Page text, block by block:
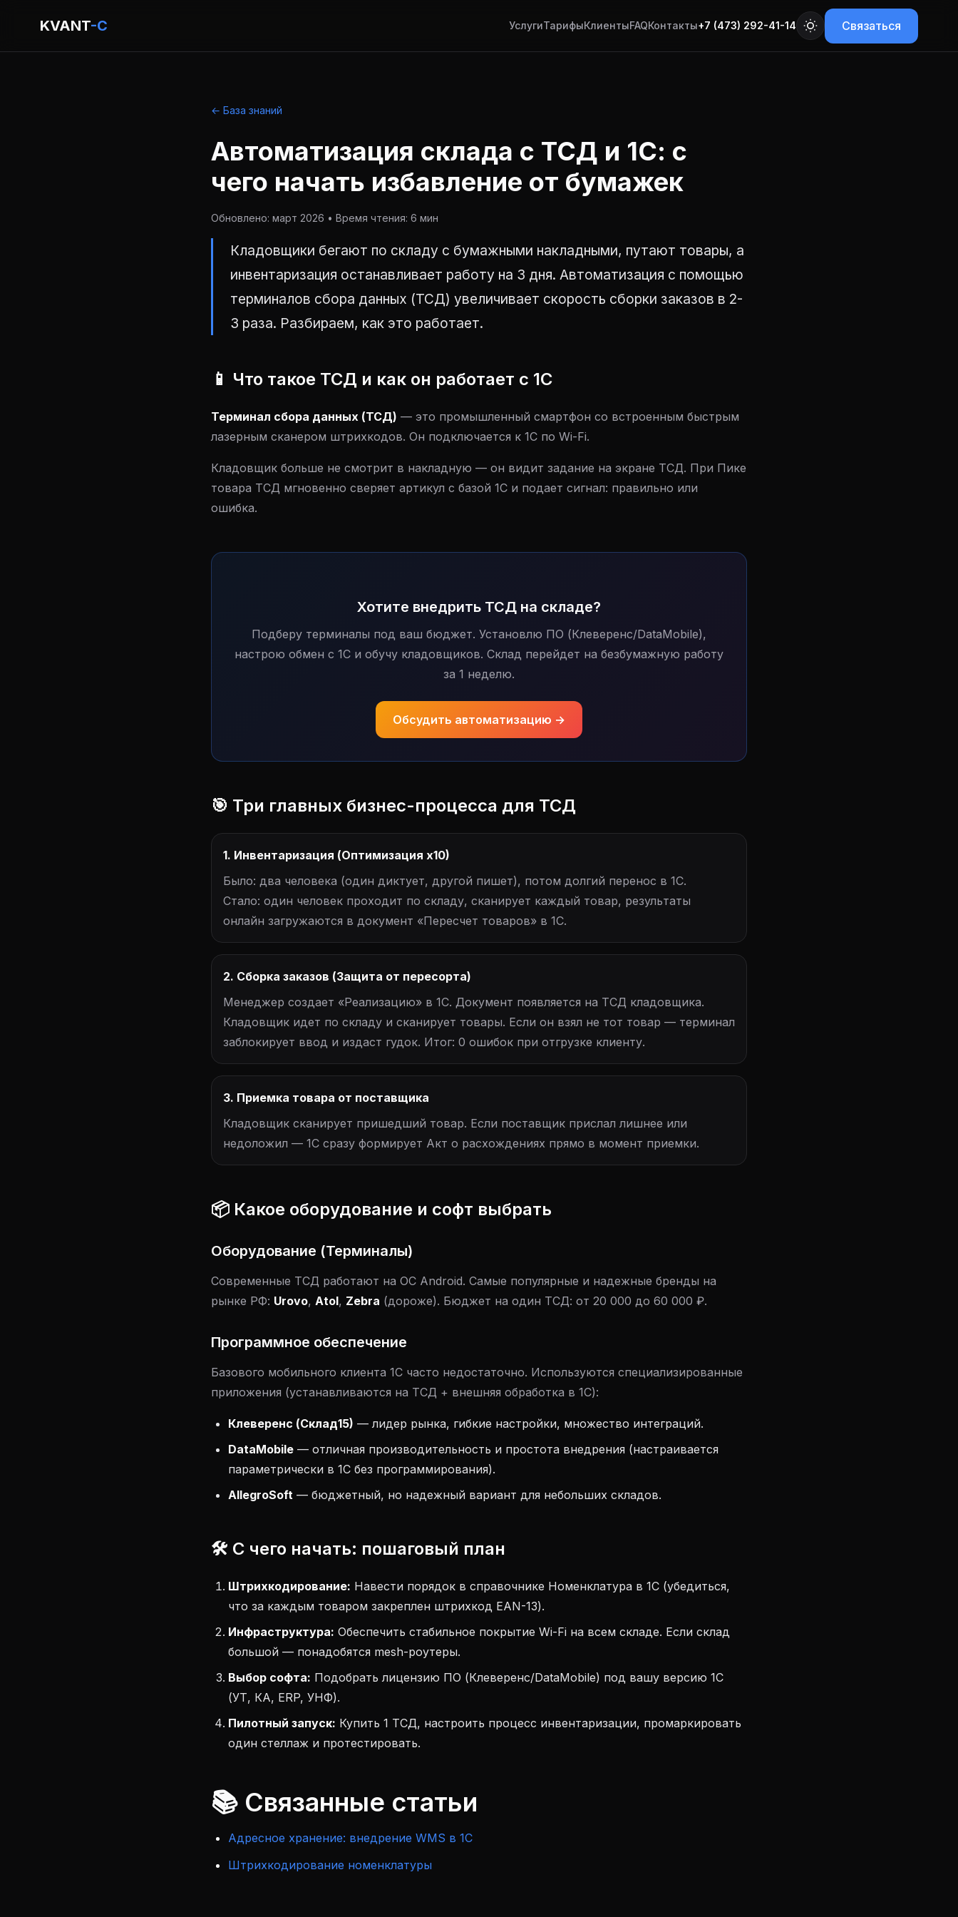
KVANT-C УслугиТарифыКлиентыFAQКонтакты+7 (473) 292-41-14 Связаться
← База знаний
Автоматизация склада с ТСД и 1С: с
чего начать избавление от бумажек
Обновлено: март 2026 • Время чтения: 6 мин
Кладовщики бегают по складу с бумажными накладными, путают товары, а
инвентаризация останавливает работу на 3 дня. Автоматизация с помощью
терминалов сбора данных (ТСД) увеличивает скорость сборки заказов в 2-
3 раза. Разбираем, как это работает.
📱 Что такое ТСД и как он работает с 1С
Терминал сбора данных (ТСД) — это промышленный смартфон со встроенным быстрым
лазерным сканером штрихкодов. Он подключается к 1С по Wi-Fi.
Кладовщик больше не смотрит в накладную — он видит задание на экране ТСД. При Пике
товара ТСД мгновенно сверяет артикул с базой 1С и подает сигнал: правильно или
ошибка.
Хотите внедрить ТСД на складе?
Подберу терминалы под ваш бюджет. Установлю ПО (Клеверенс/DataMobile),
настрою обмен с 1С и обучу кладовщиков. Склад перейдет на безбумажную работу
за 1 неделю.
Обсудить автоматизацию →
🎯 Три главных бизнес-процесса для ТСД
1. Инвентаризация (Оптимизация х10)
Было: два человека (один диктует, другой пишет), потом долгий перенос в 1С.
Стало: один человек проходит по складу, сканирует каждый товар, результаты
онлайн загружаются в документ «Пересчет товаров» в 1С.
2. Сборка заказов (Защита от пересорта)
Менеджер создает «Реализацию» в 1С. Документ появляется на ТСД кладовщика.
Кладовщик идет по складу и сканирует товары. Если он взял не тот товар — терминал
заблокирует ввод и издаст гудок. Итог: 0 ошибок при отгрузке клиенту.
3. Приемка товара от поставщика
Кладовщик сканирует пришедший товар. Если поставщик прислал лишнее или
недоложил — 1С сразу формирует Акт о расхождениях прямо в момент приемки.
📦 Какое оборудование и софт выбрать
Оборудование (Терминалы)
Современные ТСД работают на ОС Android. Самые популярные и надежные бренды на
рынке РФ: Urovo, Atol, Zebra (дороже). Бюджет на один ТСД: от 20 000 до 60 000 ₽.
Программное обеспечение
Базового мобильного клиента 1С часто недостаточно. Используются специализированные
приложения (устанавливаются на ТСД + внешняя обработка в 1С):
Клеверенс (Склад15) — лидер рынка, гибкие настройки, множество интеграций.
DataMobile — отличная производительность и простота внедрения (настраивается
параметрически в 1С без программирования).
AllegroSoft — бюджетный, но надежный вариант для небольших складов.
🛠️ С чего начать: пошаговый план
Штрихкодирование: Навести порядок в справочнике Номенклатура в 1С (убедиться,
что за каждым товаром закреплен штрихкод EAN-13).
Инфраструктура: Обеспечить стабильное покрытие Wi-Fi на всем складе. Если склад
большой — понадобятся mesh-роутеры.
Выбор софта: Подобрать лицензию ПО (Клеверенс/DataMobile) под вашу версию 1С
(УТ, КА, ERP, УНФ).
Пилотный запуск: Купить 1 ТСД, настроить процесс инвентаризации, промаркировать
один стеллаж и протестировать.
📚 Связанные статьи
Адресное хранение: внедрение WMS в 1С
Штрихкодирование номенклатуры